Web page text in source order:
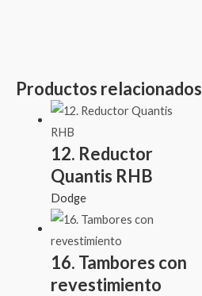
Productos relacionados
12. Reductor
Quantis RHB
Dodge
16. Tambores con
revestimiento